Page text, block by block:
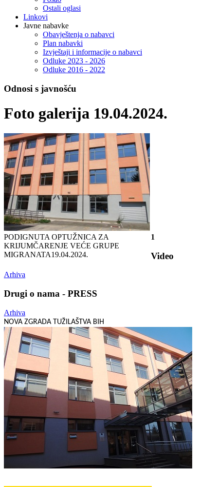
Ostali oglasi
Linkovi
Javne nabavke
Obavještenja o nabavci
Plan nabavki
Izvještaji i informacije o nabavci
Odluke 2023 - 2026
Odluke 2016 - 2022
Odnosi s javnošću
Foto galerija 19.04.2024.
PODIGNUTA OPTUŽNICA ZA
KRIJUMČARENJE VEĆE GRUPE
MIGRANATA19.04.2024.
1
Video
Arhiva
Drugi o nama - PRESS
Arhiva
NOVA ZGRADA TUŽILAŠTVA BIH